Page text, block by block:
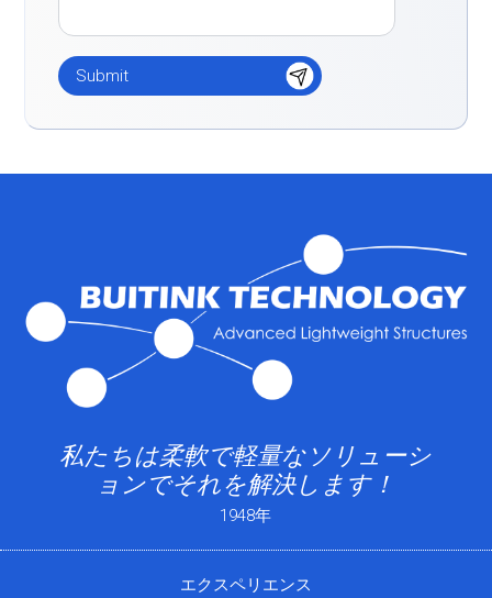
私たちは柔軟で軽量なソリューシ
ョンでそれを解決します！
1948年
エクスペリエンス